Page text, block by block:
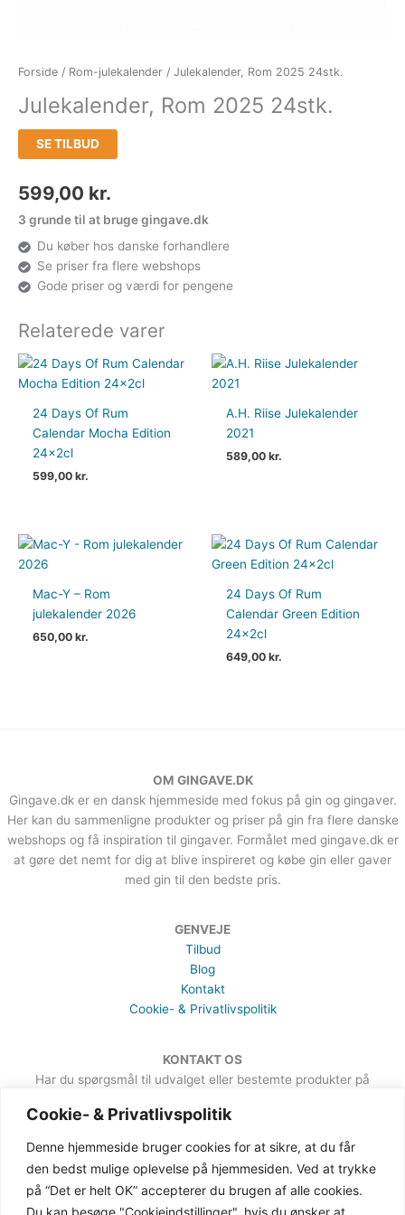
Cookie- & Privatlivspolitik
Denne hjemmeside bruger cookies for at sikre, at du får
den bedst mulige oplevelse på hjemmesiden. Ved at trykke
på “Det er helt OK” accepterer du brugen af alle cookies.
Du kan besøge "Cookieindstillinger", hvis du ønsker at
Forside / Rom-julekalender / Julekalender, Rom 2025 24stk.
Julekalender, Rom 2025 24stk.
SE TILBUD
599,00 kr.
3 grunde til at bruge gingave.dk
Du køber hos danske forhandlere
Se priser fra flere webshops
Gode priser og værdi for pengene
Relaterede varer
24 Days Of Rum
Calendar Mocha Edition
24x2cl
599,00kr.
A.H. Riise Julekalender
2021
589,00kr.
Mac-Y – Rom
julekalender 2026
650,00kr.
24 Days Of Rum
Calendar Green Edition
24x2cl
649,00kr.
OM GINGAVE.DK
Gingave.dk er en dansk hjemmeside med fokus på gin og gingaver.
Her kan du sammenligne produkter og priser på gin fra flere danske
webshops og få inspiration til gingaver. Formålet med gingave.dk er
at gøre det nemt for dig at blive inspireret og købe gin eller gaver
med gin til den bedste pris.
GENVEJE
Tilbud
Blog
Kontakt
Cookie- & Privatlivspolitik
KONTAKT OS
Har du spørgsmål til udvalget eller bestemte produkter på
kan du gøre via formularen på Kontakt-siden.